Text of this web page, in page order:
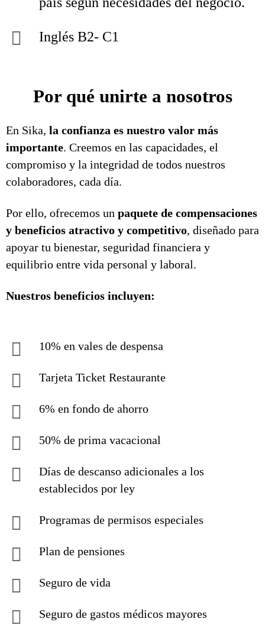
Inglés B2- C1
Por qué unirte a nosotros
En Sika, la confianza es nuestro valor más
importante. Creemos en las capacidades, el
compromiso y la integridad de todos nuestros
colaboradores, cada día.
Por ello, ofrecemos un paquete de compensaciones
y beneficios atractivo y competitivo, diseñado para
apoyar tu bienestar, seguridad financiera y
equilibrio entre vida personal y laboral.
Nuestros beneficios incluyen:
10% en vales de despensa
Tarjeta Ticket Restaurante
6% en fondo de ahorro
50% de prima vacacional
Días de descanso adicionales a los
establecidos por ley
Programas de permisos especiales
Plan de pensiones
Seguro de vida
Seguro de gastos médicos mayores